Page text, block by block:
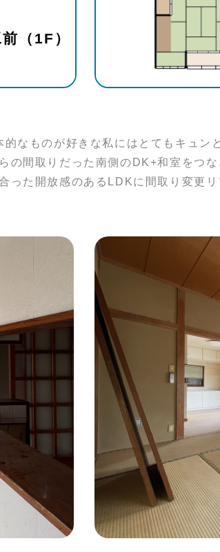
（1F）
なものが好きな私にはとてもキュン
の間取りだった南側のDK+和室をつな
った開放感のあるLDKに間取り変更リ